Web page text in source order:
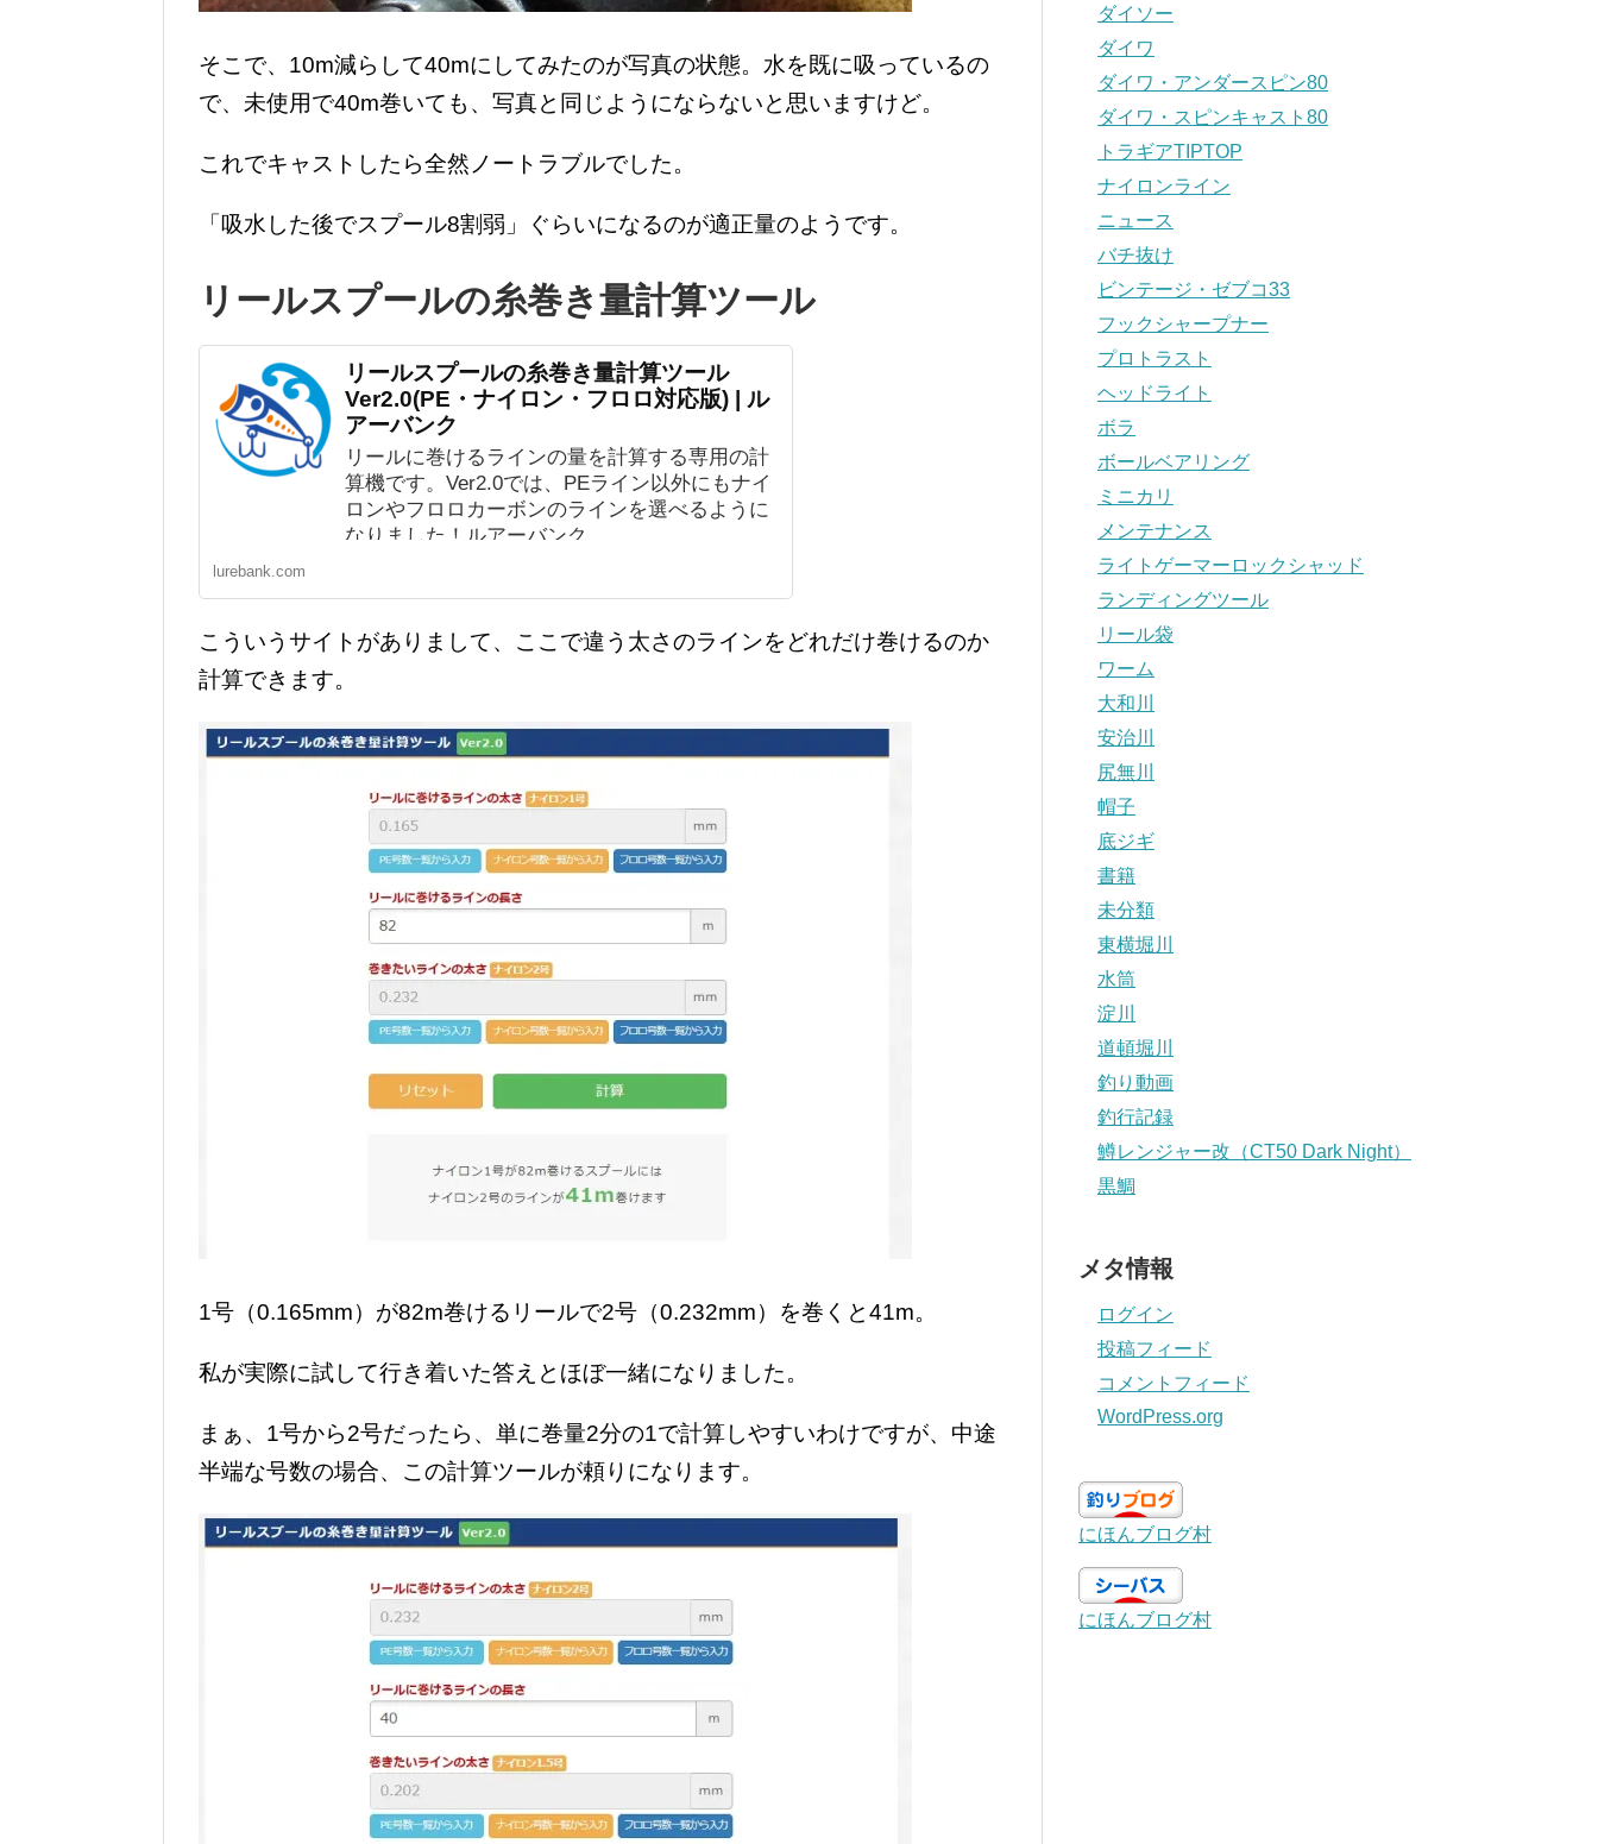
そこで、10m減らして40mにしてみたのが写真の状態。水を既に吸っているの
で、未使用で40m巻いても、写真と同じようにならないと思いますけど。
これでキャストしたら全然ノートラブルでした。
「吸水した後でスプール8割弱」ぐらいになるのが適正量のようです。
リールスプールの糸巻き量計算ツール
リールスプールの糸巻き量計算ツール
Ver2.0(PE・ナイロン・フロロ対応版) | ル
アーバンク
リールに巻けるラインの量を計算する専用の計
算機です。Ver2.0では、PEライン以外にもナイ
ロンやフロロカーボンのラインを選べるように
なりました！ルアーバンク
lurebank.com
こういうサイトがありまして、ここで違う太さのラインをどれだけ巻けるのか
計算できます。
1号（0.165mm）が82m巻けるリールで2号（0.232mm）を巻くと41m。
私が実際に試して行き着いた答えとほぼ一緒になりました。
まぁ、1号から2号だったら、単に巻量2分の1で計算しやすいわけですが、中途
半端な号数の場合、この計算ツールが頼りになります。
ダイソー
ダイワ
ダイワ・アンダースピン80
ダイワ・スピンキャスト80
トラギアTIPTOP
ナイロンライン
ニュース
バチ抜け
ビンテージ・ゼブコ33
フックシャープナー
プロトラスト
ヘッドライト
ボラ
ボールベアリング
ミニカリ
メンテナンス
ライトゲーマーロックシャッド
ランディングツール
リール袋
ワーム
大和川
安治川
尻無川
帽子
底ジギ
書籍
未分類
東横堀川
水筒
淀川
道頓堀川
釣り動画
釣行記録
鱒レンジャー改（CT50 Dark Night）
黒鯛
メタ情報
ログイン
投稿フィード
コメントフィード
WordPress.org
にほんブログ村
にほんブログ村